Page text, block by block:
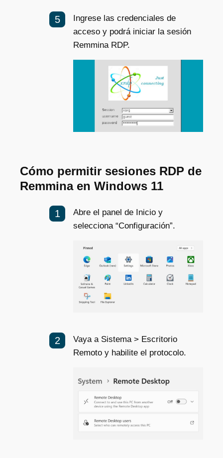
Ingrese las credenciales de
acceso y podrá iniciar la sesión
Remmina RDP.
Cómo permitir sesiones RDP de
Remmina en Windows 11
Abre el panel de Inicio y
selecciona “Configuración”.
Vaya a Sistema > Escritorio
Remoto y habilite el protocolo.